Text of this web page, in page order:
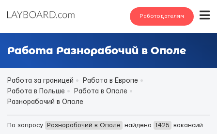
Работодателям
Работа Разнорабочий в Ополе
Работа за границей
Работа в Европе
Работа в Польше
Работа в Ополе
Разнорабочий в Ополе
По запросу Разнорабочий в Ополе найдено 1425
вакансий